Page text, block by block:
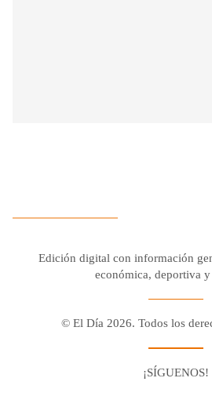
Edición digital con información
económica, deportiva
© El Día 2026. Todos los
¡SÍGUENOS!